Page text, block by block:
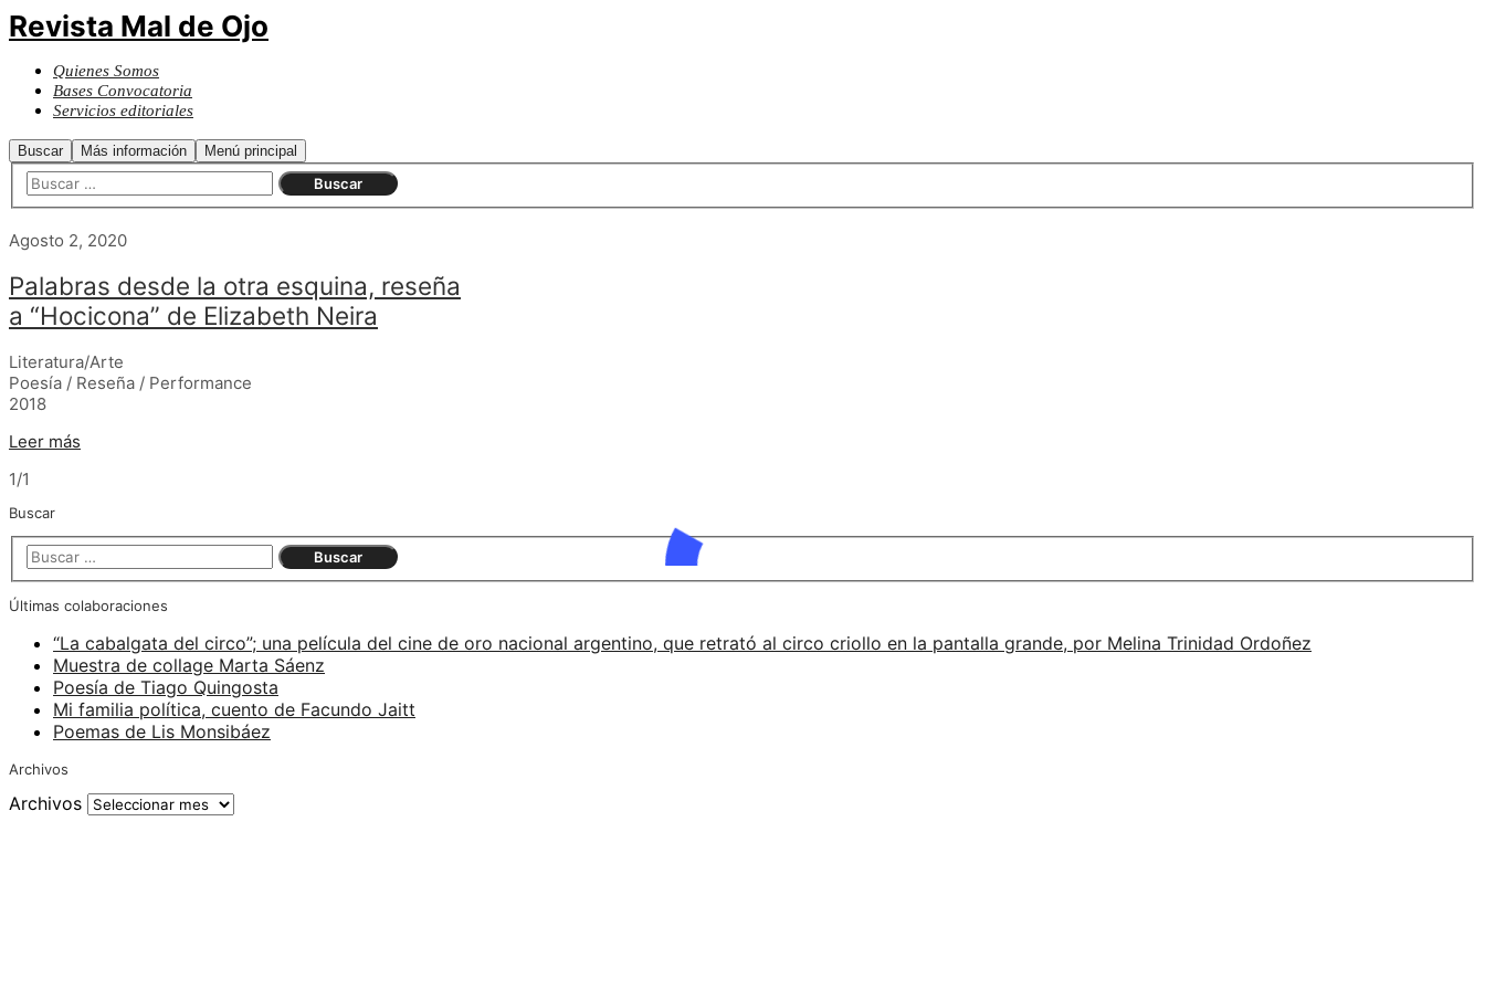
Revista Mal de Ojo
Quienes Somos
Bases Convocatoria
Servicios editoriales
Buscar Más información Menú principal
Agosto 2, 2020
Palabras desde la otra esquina, reseña
a “Hocicona” de Elizabeth Neira
Literatura/Arte
Poesía / Reseña / Performance
2018
Leer más
1/1
Buscar
Últimas colaboraciones
“La cabalgata del circo”; una película del cine de oro nacional argentino, que retrató al circo criollo en la pantalla grande, por Melina Trinidad Ordoñez
Muestra de collage Marta Sáenz
Poesía de Tiago Quingosta
Mi familia política, cuento de Facundo Jaitt
Poemas de Lis Monsibáez
Archivos
Archivos